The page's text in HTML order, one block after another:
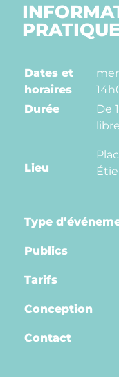
Dates et
horaires
Durée
De
Lieu
Type
Publics
Tarifs
Conception
Contact